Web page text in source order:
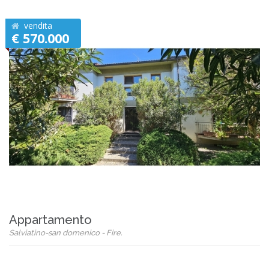
vendita
€ 570.000
Appartamento
Salviatino-san domenico - Fire.